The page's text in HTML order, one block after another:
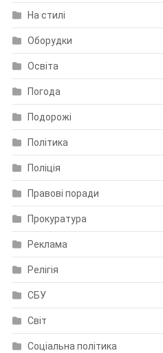
На стилі
Оборудки
Освіта
Погода
Подорожі
Політика
Поліція
Правові поради
Прокуратура
Реклама
Релігія
СБУ
Світ
Соціальна політика